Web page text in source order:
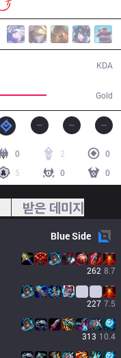
Gold
KDA
0 2
0
5
0 0
받은 데미지
BlueSide
262 8.7
227 7.5
313 10.4